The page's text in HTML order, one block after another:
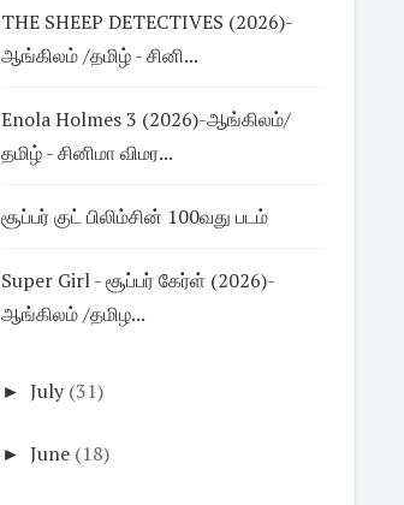
THE SHEEP DETECTIVES (2026)-
ஆங்கிலம் /தமிழ் - சினி...
Enola Holmes 3 (2026)-ஆங்கிலம்/
தமிழ் - சினிமா விமர...
சூப்பர் குட் பிலிம்சின் 100வது படம்
Super Girl - சூப்பர் கேர்ள் (2026)-
ஆங்கிலம் /தமிழ...
► July (31)
► June (18)